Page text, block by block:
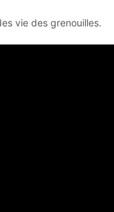
vie des grenouilles.